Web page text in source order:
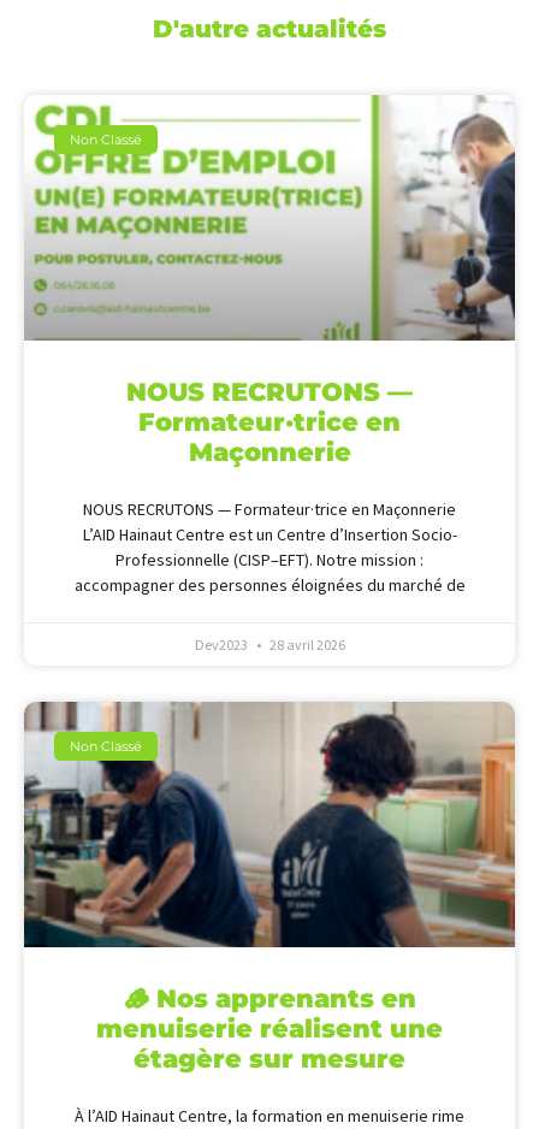
D'autre actualités
Non Classé
NOUS RECRUTONS —
Formateur·trice en
Maçonnerie
NOUS RECRUTONS — Formateur·trice en Maçonnerie
L’AID Hainaut Centre est un Centre d’Insertion Socio-
Professionnelle (CISP–EFT). Notre mission :
accompagner des personnes éloignées du marché de
Dev2023 28 avril 2026
Non Classé
🪵 Nos apprenants en
menuiserie réalisent une
étagère sur mesure
À l’AID Hainaut Centre, la formation en menuiserie rime